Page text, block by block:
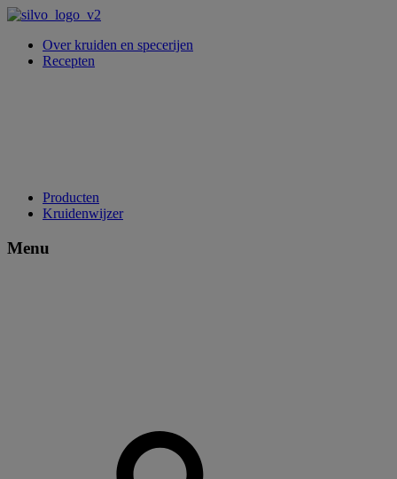
Over kruiden en specerijen
Recepten
Producten
Kruidenwijzer
Menu